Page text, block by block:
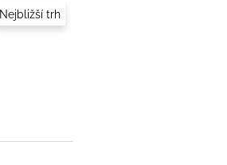
Nejbližší trh